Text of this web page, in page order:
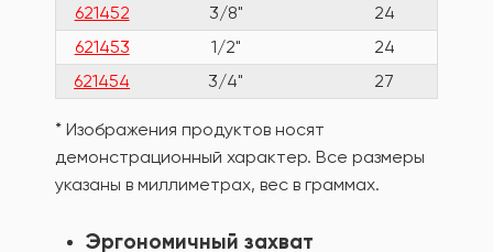
621452 3/8" 24
621453
1/2" 24
621454
3/4" 27
* Изображения продуктов носят
демонстрационный характер. Все размеры
указаны в миллиметрах, вес в граммах.
Эргономичный захват